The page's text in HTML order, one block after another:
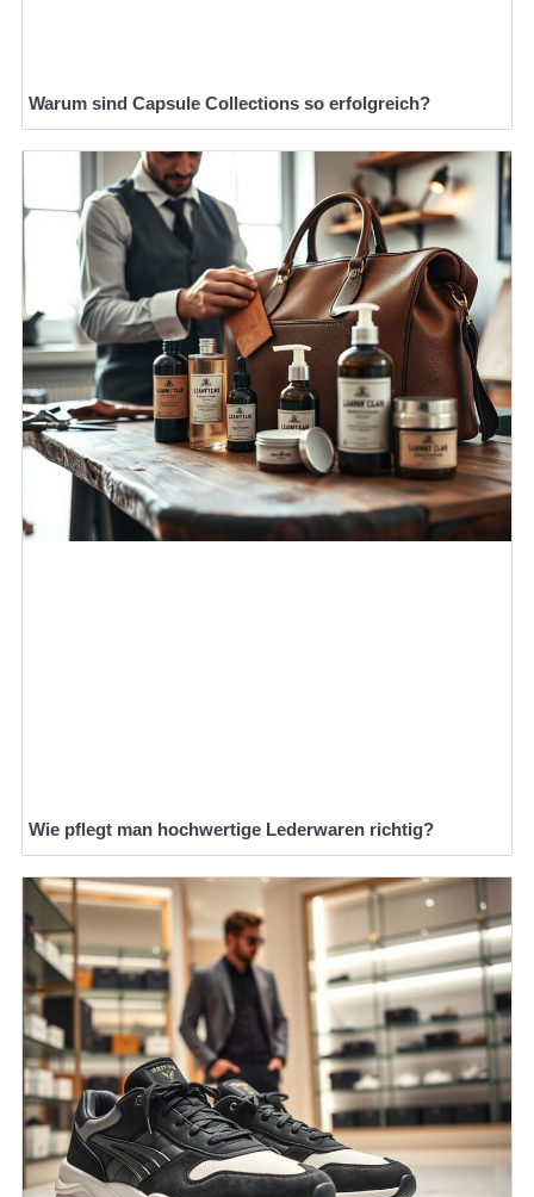
Warum sind Capsule Collections so erfolgreich?
Wie pflegt man hochwertige Lederwaren richtig?